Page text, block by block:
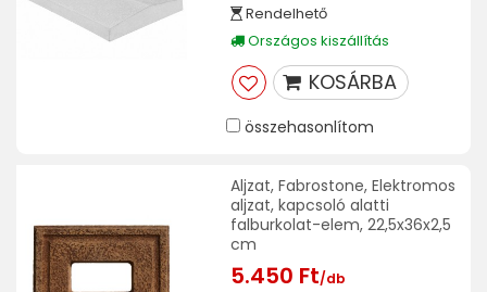
Rendelhető
Országos kiszállítás
KOSÁRBA
összehasonlítom
Aljzat, Fabrostone, Elektromos
aljzat, kapcsoló alatti
falburkolat-elem, 22,5x36x2,5
cm
5.450 Ft/db